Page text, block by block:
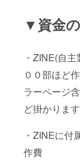
▼資金
・ZINE(自
００部ほど
ラーページ
ど掛かります
・ZINEに付
作費